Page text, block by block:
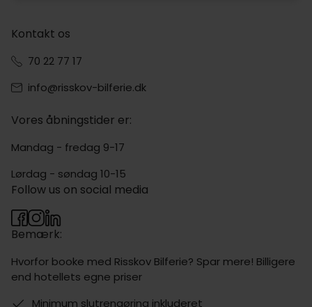
Kontakt os
70 22 77 17
info@risskov-bilferie.dk
Vores åbningstider er:
Mandag - fredag 9-17
Lørdag - søndag 10-15
Bemærk:
Hvorfor booke med Risskov Bilferie? Spar mere! Billigere
end hotellets egne priser
Minimum slutrengøring inkluderet
Follow us on social media